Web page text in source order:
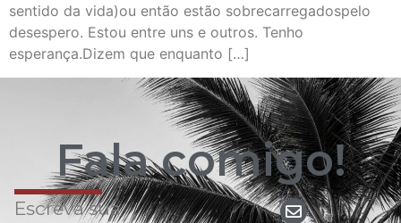
sentido da vida)ou então estão sobrecarregadospelo
desespero. Estou entre uns e outros. Tenho
esperança.Dizem que enquanto […]
Fala comigo!
Escreva sua